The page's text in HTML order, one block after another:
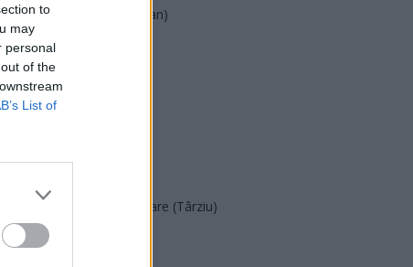
to
may
personal
of the
List of
Forța Dreptei (L. Orban)
PNȚMM
REPER
SENS
Acțiunea Conservatoare (Târziu)
PDF (Lazarus)